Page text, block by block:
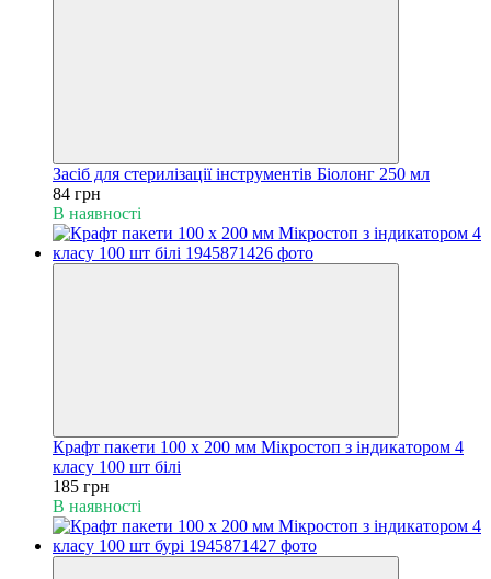
Засіб для стерилізації інструментів Біолонг 250 мл
84 грн
В наявності
Крафт пакети 100 х 200 мм Мікростоп з індикатором 4
класу 100 шт білі
185 грн
В наявності